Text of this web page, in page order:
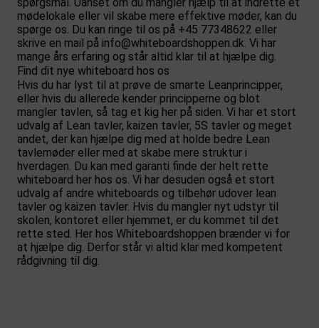
mødelokale eller vil skabe mere effektive møder, kan du
spørge os. Du kan ringe til os på +45 77348622 eller
skrive en mail på info@whiteboardshoppen.dk. Vi har
mange års erfaring og står altid klar til at hjælpe dig.
Find dit nye whiteboard hos os
Hvis du har lyst til at prøve de smarte Leanprincipper,
eller hvis du allerede kender principperne og blot
mangler tavlen, så tag et kig her på siden. Vi har et stort
udvalg af Lean tavler, kaizen tavler, 5S tavler og meget
andet, der kan hjælpe dig med at holde bedre Lean
tavlemøder eller med at skabe mere struktur i
hverdagen. Du kan med garanti finde der helt rette
whiteboard her hos os. Vi har desuden også et stort
udvalg af andre whiteboards og tilbehør udover lean
tavler og kaizen tavler. Hvis du mangler nyt udstyr til
skolen, kontoret eller hjemmet, er du kommet til det
rette sted. Her hos Whiteboardshoppen brænder vi for
at hjælpe dig. Derfor står vi altid klar med kompetent
rådgivning til dig.